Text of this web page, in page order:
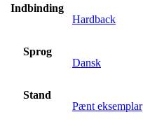
Indbinding
Hardback
Sprog
Dansk
Stand
Pænt eksemplar